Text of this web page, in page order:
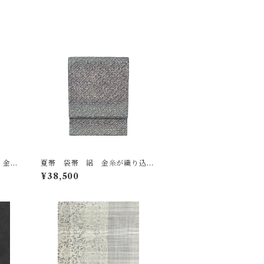
銀
く
の
夏帯 袋帯 絽 金糸が織り込ま
れた藍色と滅紫色の美しい暈し
金糸の煌びやかな斜め線 長さ 4
¥38,500